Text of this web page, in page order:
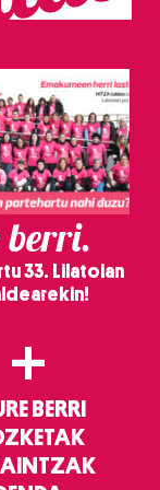
berri.
33. Lilatoian
+
BERRI